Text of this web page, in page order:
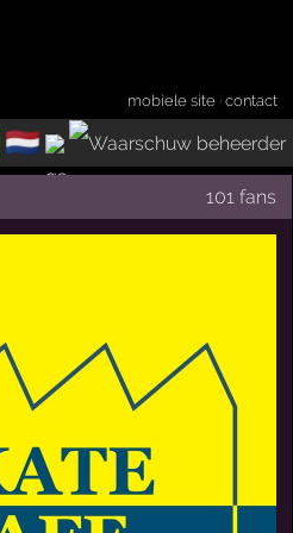
mobiele site ·contact
🇳🇱
101 fans